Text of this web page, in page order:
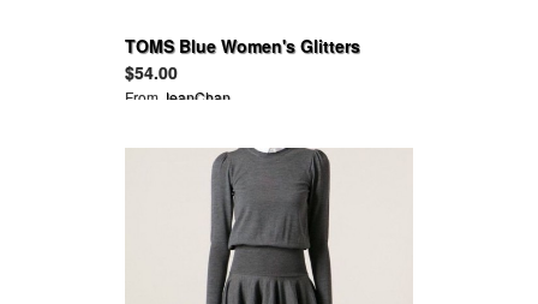
TOMS Blue Women's Glitters
$54.00
From JeanChan